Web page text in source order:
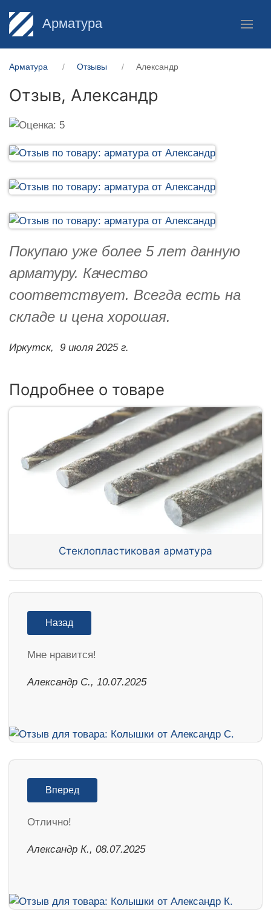
Арматура
Арматура Отзывы Александр
Отзыв, Александр
Покупаю уже более 5 лет данную
арматуру. Качество
соответствует. Всегда есть на
складе и цена хорошая.
Иркутск, 9 июля 2025 г.
Подробнее о товаре
Стеклопластиковая арматура
Назад
Мне нравится!
Александр С., 10.07.2025
Вперед
Отлично!
Александр К., 08.07.2025